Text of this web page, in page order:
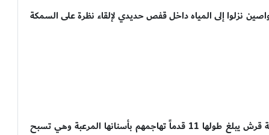
نزلوا إلى المياه داخل قفص حديدي لإلقاء نظرة على السمكة
وأثناء تواجدهما داخل القفص الحديدي ظهرت سمكة قرش يبلغ طولها 11 قدماً تهاجمهم بأسنانها المرعبة وهي تسبح